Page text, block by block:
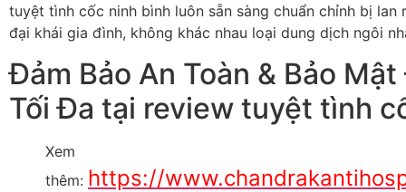
tuyệt tình cốc ninh bình luôn sẵn sàng chuẩn chỉnh bị
đại khái gia đình, không khác nhau loại dung dịch ngôi
Đảm Bảo An Toàn & Bảo
Tối Đa tại review tuyệt tình
Xem
thêm: https://